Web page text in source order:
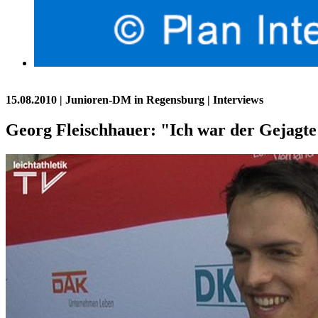
15.08.2010 | Junioren-DM in Regensburg | Interviews
Georg Fleischhauer: "Ich war der